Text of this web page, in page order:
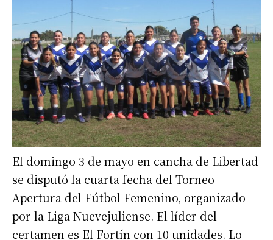
El domingo 3 de mayo en cancha de Libertad
se disputó la cuarta fecha del Torneo
Apertura del Fútbol Femenino, organizado
por la Liga Nuevejuliense. El líder del
certamen es El Fortín con 10 unidades. Lo